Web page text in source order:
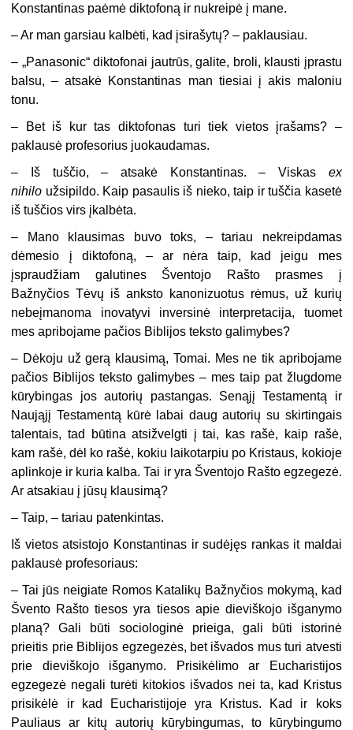
Konstantinas paėmė diktofoną ir nukreipė į mane.
– Ar man garsiau kalbėti, kad įsirašytų? – paklausiau.
– „Panasonic“ diktofonai jautrūs, galite, broli, klausti įprastu
balsu, – atsakė Konstantinas man tiesiai į akis maloniu
tonu.
– Bet iš kur tas diktofonas turi tiek vietos įrašams? –
paklausė profesorius juokaudamas.
– Iš tuščio, – atsakė Konstantinas. – Viskas ex
nihilo užsipildo. Kaip pasaulis iš nieko, taip ir tuščia kasetė
iš tuščios virs įkalbėta.
– Mano klausimas buvo toks, – tariau nekreipdamas
dėmesio į diktofoną, – ar nėra taip, kad jeigu mes
įspraudžiam galutines Šventojo Rašto prasmes į
Bažnyčios Tėvų iš anksto kanonizuotus rėmus, už kurių
nebeįmanoma inovatyvi inversinė interpretacija, tuomet
mes apribojame pačios Biblijos teksto galimybes?
– Dėkoju už gerą klausimą, Tomai. Mes ne tik apribojame
pačios Biblijos teksto galimybes – mes taip pat žlugdome
kūrybingas jos autorių pastangas. Senąjį Testamentą ir
Naująjį Testamentą kūrė labai daug autorių su skirtingais
talentais, tad būtina atsižvelgti į tai, kas rašė, kaip rašė,
kam rašė, dėl ko rašė, kokiu laikotarpiu po Kristaus, kokioje
aplinkoje ir kuria kalba. Tai ir yra Šventojo Rašto egzegezė.
Ar atsakiau į jūsų klausimą?
– Taip, – tariau patenkintas.
Iš vietos atsistojo Konstantinas ir sudėjęs rankas it maldai
paklausė profesoriaus:
– Tai jūs neigiate Romos Katalikų Bažnyčios mokymą, kad
Švento Rašto tiesos yra tiesos apie dieviškojo išganymo
planą? Gali būti sociologinė prieiga, gali būti istorinė
prieitis prie Biblijos egzegezės, bet išvados mus turi atvesti
prie dieviškojo išganymo. Prisikėlimo ar Eucharistijos
egzegezė negali turėti kitokios išvados nei ta, kad Kristus
prisikėlė ir kad Eucharistijoje yra Kristus. Kad ir koks
Pauliaus ar kitų autorių kūrybingumas, to kūrybingumo